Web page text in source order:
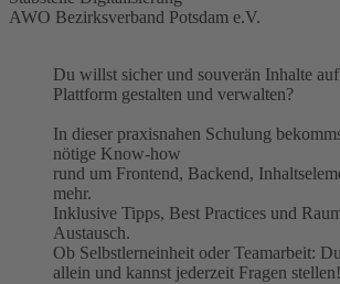
AWO Bezirksverband Potsdam e.V.
Du willst sicher und souverän Inhalte
Plattform gestalten und verwalten?
In dieser praxisnahen Schulung
nötige Know-how
rund um Frontend, Backend,
mehr.
Inklusive Tipps, Best Practices und
Austausch.
Ob Selbstlerneinheit oder Teamarbeit:
allein und kannst jederzeit Fragen stellen!